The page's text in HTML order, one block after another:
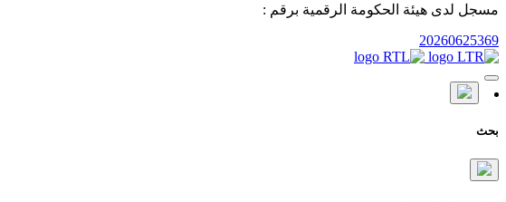
مسجل لدى هيئة الحكومة الرقمية برقم :
20260625369
بحث